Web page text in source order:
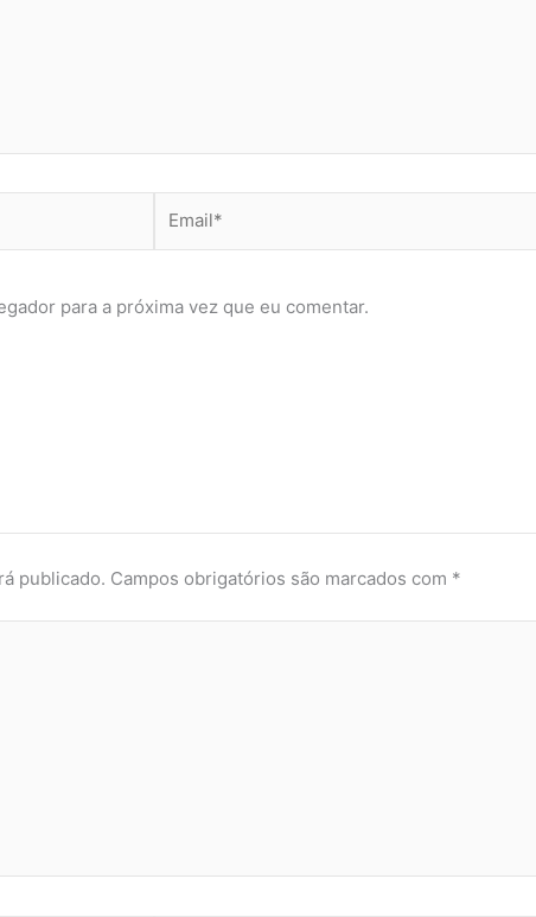
para a próxima vez que eu comentar.
publicado. Campos obrigatórios são marcados com *